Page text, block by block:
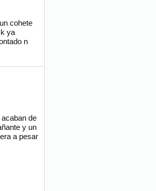
cohete
ya
n
de
y un
a pesar